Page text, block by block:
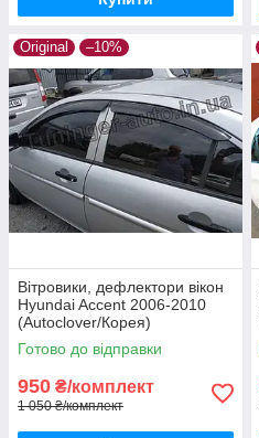
Original –10%
Вітровики, дефлектори вікон
Hyundai Accent 2006-2010
(Autoclover/Корея)
Готово до відправки
950 ₴/комплект
1 050 ₴/комплект